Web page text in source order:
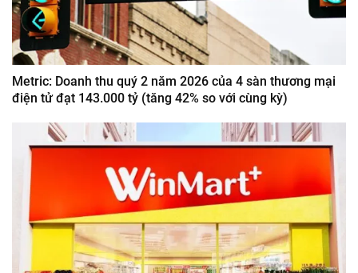
Metric: Doanh thu quý 2 năm 2026 của 4 sàn thương mại
điện tử đạt 143.000 tỷ (tăng 42% so với cùng kỳ)